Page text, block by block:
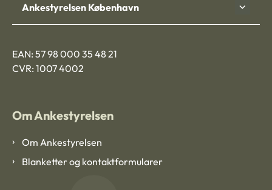
Ankestyrelsen København
EAN: 57 98 000 35 48 21
CVR: 1007 4002
Om Ankestyrelsen
Om Ankestyrelsen
Blanketter og kontaktformularer